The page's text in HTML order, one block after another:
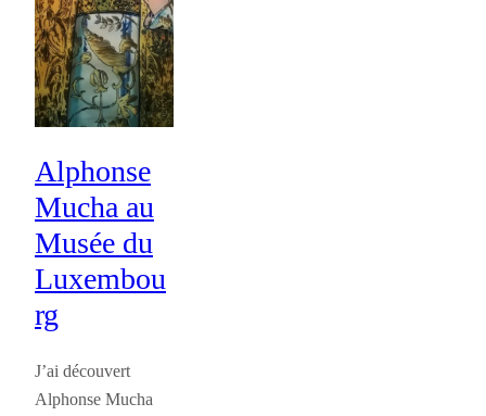
Alphonse
Mucha au
Musée du
Luxembou
rg
J’ai découvert
Alphonse Mucha